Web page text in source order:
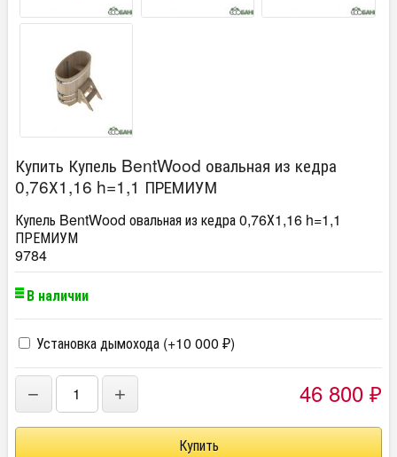
Купить Купель BentWood овальная из кедра
0,76Х1,16 h=1,1 ПРЕМИУМ
Купель BentWood овальная из кедра 0,76Х1,16 h=1,1
ПРЕМИУМ
9784
В наличии
Установка дымохода (+10 000 ₽)
− + 46 800 ₽